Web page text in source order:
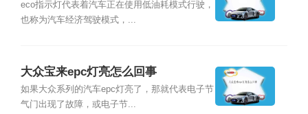
eco指示灯代表着汽车正在使用低油耗模式行驶，
也称为汽车经济驾驶模式，...
大众宝来epc灯亮怎么回事
如果大众系列的汽车epc灯亮了，那就代表电子节
气门出现了故障，或电子节...